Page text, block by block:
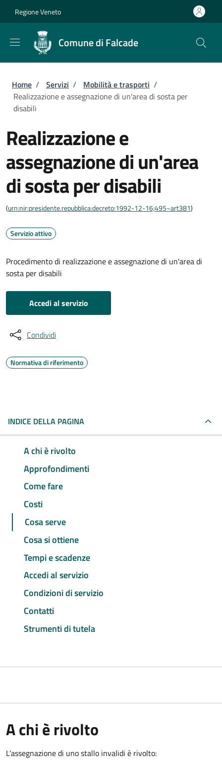
Regione Veneto
Comune di Falcade
Briciole di pane
Home / Servizi / Mobilità e trasporti /
Realizzazione e assegnazione di un'area di sosta per
disabili
Realizzazione e
assegnazione di un'area
di sosta per disabili
(urn:nir:presidente.repubblica:decreto:1992-12-16;495~art381)
Servizio attivo
Procedimento di realizzazione e assegnazione di un'area di
sosta per disabili
Accedi al servizio
Condividi
Normativa di riferimento
INDICE DELLA PAGINA
A chi è rivolto
Approfondimenti
Come fare
Costi
Cosa serve
Cosa si ottiene
Tempi e scadenze
Accedi al servizio
Condizioni di servizio
Contatti
Strumenti di tutela
A chi è rivolto
L'assegnazione di uno stallo invalidi è rivolto: